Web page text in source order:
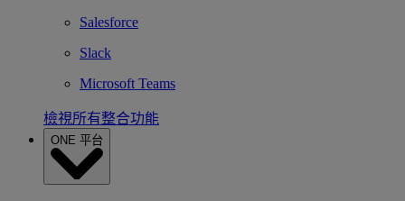
Salesforce
Slack
Microsoft Teams
檢視所有整合功能
ONE 平台